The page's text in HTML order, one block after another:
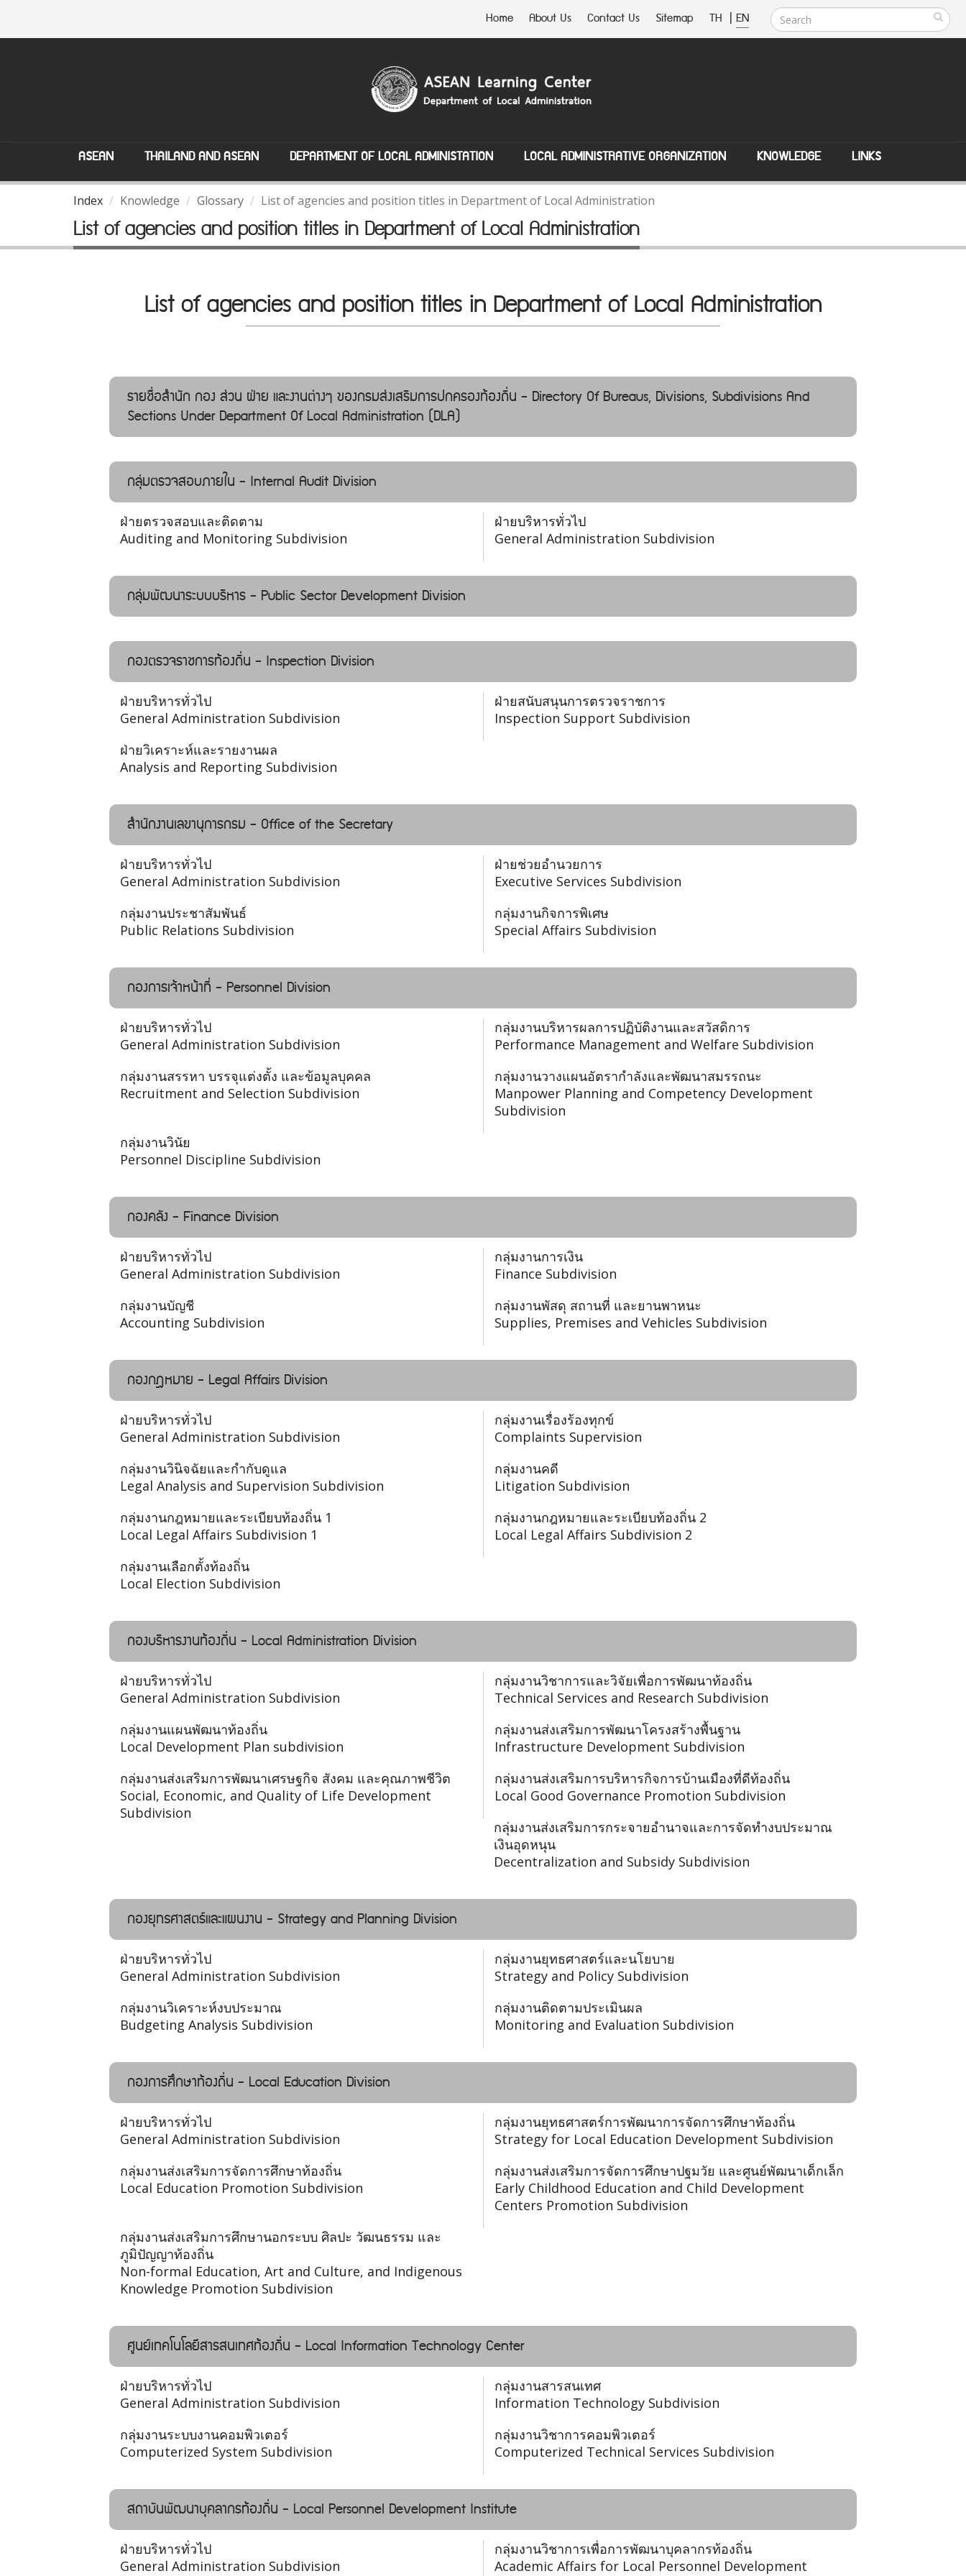
Home About Us Contact Us Sitemap TH | EN
ASEAN THAILAND AND ASEAN DEPARTMENT OF LOCAL ADMINISTATION LOCAL ADMINISTRATIVE ORGANIZATION KNOWLEDGE LINKS
Index Knowledge Glossary List of agencies and position titles in Department of Local Administration
List of agencies and position titles in Department of Local Administration
List of agencies and position titles in Department of Local Administration
รายชื่อสำนัก กอง ส่วน ฝ่าย และงานต่างๆ ของกรมส่งเสริมการปกครองท้องถิ่น - Directory Of Bureaus, Divisions, Subdivisions And
Sections Under Department Of Local Administration (DLA)
กลุ่มตรวจสอบภายใน - Internal Audit Division
ฝ่ายตรวจสอบและติดตาม
Auditing and Monitoring Subdivision
ฝ่ายบริหารทั่วไป
General Administration Subdivision
กลุ่มพัฒนาระบบบริหาร - Public Sector Development Division
กองตรวจราชการท้องถิ่น - Inspection Division
ฝ่ายบริหารทั่วไป
General Administration Subdivision
ฝ่ายสนับสนุนการตรวจราชการ
Inspection Support Subdivision
ฝ่ายวิเคราะห์และรายงานผล
Analysis and Reporting Subdivision
สำนักงานเลขานุการกรม - Office of the Secretary
ฝ่ายบริหารทั่วไป
General Administration Subdivision
ฝ่ายช่วยอำนวยการ
Executive Services Subdivision
กลุ่มงานประชาสัมพันธ์
Public Relations Subdivision
กลุ่มงานกิจการพิเศษ
Special Affairs Subdivision
กองการเจ้าหน้าที่ - Personnel Division
ฝ่ายบริหารทั่วไป
General Administration Subdivision
กลุ่มงานบริหารผลการปฏิบัติงานและสวัสดิการ
Performance Management and Welfare Subdivision
กลุ่มงานสรรหา บรรจุแต่งตั้ง และข้อมูลบุคคล
Recruitment and Selection Subdivision
กลุ่มงานวางแผนอัตรากำลังและพัฒนาสมรรถนะ
Manpower Planning and Competency Development
Subdivision
กลุ่มงานวินัย
Personnel Discipline Subdivision
กองคลัง - Finance Division
ฝ่ายบริหารทั่วไป
General Administration Subdivision
กลุ่มงานการเงิน
Finance Subdivision
กลุ่มงานบัญชี
Accounting Subdivision
กลุ่มงานพัสดุ สถานที่ และยานพาหนะ
Supplies, Premises and Vehicles Subdivision
กองกฎหมาย - Legal Affairs Division
ฝ่ายบริหารทั่วไป
General Administration Subdivision
กลุ่มงานเรื่องร้องทุกข์
Complaints Supervision
กลุ่มงานวินิจฉัยและกำกับดูแล
Legal Analysis and Supervision Subdivision
กลุ่มงานคดี
Litigation Subdivision
กลุ่มงานกฎหมายและระเบียบท้องถิ่น 1
Local Legal Affairs Subdivision 1
กลุ่มงานกฎหมายและระเบียบท้องถิ่น 2
Local Legal Affairs Subdivision 2
กลุ่มงานเลือกตั้งท้องถิ่น
Local Election Subdivision
กองบริหารงานท้องถิ่น - Local Administration Division
ฝ่ายบริหารทั่วไป
General Administration Subdivision
กลุ่มงานวิชาการและวิจัยเพื่อการพัฒนาท้องถิ่น
Technical Services and Research Subdivision
กลุ่มงานแผนพัฒนาท้องถิ่น
Local Development Plan subdivision
กลุ่มงานส่งเสริมการพัฒนาโครงสร้างพื้นฐาน
Infrastructure Development Subdivision
กลุ่มงานส่งเสริมการพัฒนาเศรษฐกิจ สังคม และคุณภาพชีวิต
Social, Economic, and Quality of Life Development
Subdivision
กลุ่มงานส่งเสริมการบริหารกิจการบ้านเมืองที่ดีท้องถิ่น
Local Good Governance Promotion Subdivision
กลุ่มงานส่งเสริมการกระจายอำนาจและการจัดทำงบประมาณ
เงินอุดหนุน
Decentralization and Subsidy Subdivision
กองยุทธศาสตร์และแผนงาน - Strategy and Planning Division
ฝ่ายบริหารทั่วไป
General Administration Subdivision
กลุ่มงานยุทธศาสตร์และนโยบาย
Strategy and Policy Subdivision
กลุ่มงานวิเคราะห์งบประมาณ
Budgeting Analysis Subdivision
กลุ่มงานติดตามประเมินผล
Monitoring and Evaluation Subdivision
กองการศึกษาท้องถิ่น - Local Education Division
ฝ่ายบริหารทั่วไป
General Administration Subdivision
กลุ่มงานยุทธศาสตร์การพัฒนาการจัดการศึกษาท้องถิ่น
Strategy for Local Education Development Subdivision
กลุ่มงานส่งเสริมการจัดการศึกษาท้องถิ่น
Local Education Promotion Subdivision
กลุ่มงานส่งเสริมการจัดการศึกษาปฐมวัย และศูนย์พัฒนาเด็กเล็ก
Early Childhood Education and Child Development
Centers Promotion Subdivision
กลุ่มงานส่งเสริมการศึกษานอกระบบ ศิลปะ วัฒนธรรม และ
ภูมิปัญญาท้องถิ่น
Non-formal Education, Art and Culture, and Indigenous
Knowledge Promotion Subdivision
ศูนย์เทคโนโลยีสารสนเทศท้องถิ่น - Local Information Technology Center
ฝ่ายบริหารทั่วไป
General Administration Subdivision
กลุ่มงานสารสนเทศ
Information Technology Subdivision
กลุ่มงานระบบงานคอมพิวเตอร์
Computerized System Subdivision
กลุ่มงานวิชาการคอมพิวเตอร์
Computerized Technical Services Subdivision
สถาบันพัฒนาบุคลากรท้องถิ่น - Local Personnel Development Institute
ฝ่ายบริหารทั่วไป
General Administration Subdivision
กลุ่มงานวิชาการเพื่อการพัฒนาบุคลากรท้องถิ่น
Academic Affairs for Local Personnel Development